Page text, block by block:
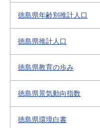
徳島県年齢別推計人口
徳島県推計人口
徳島県教育の歩み
徳島県景気動向指数
徳島県環境白書